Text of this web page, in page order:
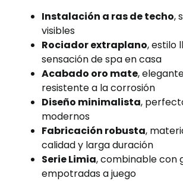
Instalación a ras de techo,
visibles
Rociador extraplano, estilo
sensación de spa en casa
Acabado oro mate,
resistente a la corrosión
Diseño minimalista,
modernos
Fabricación robusta,
calidad y larga duración
Serie Limia, combinable con
empotradas a juego